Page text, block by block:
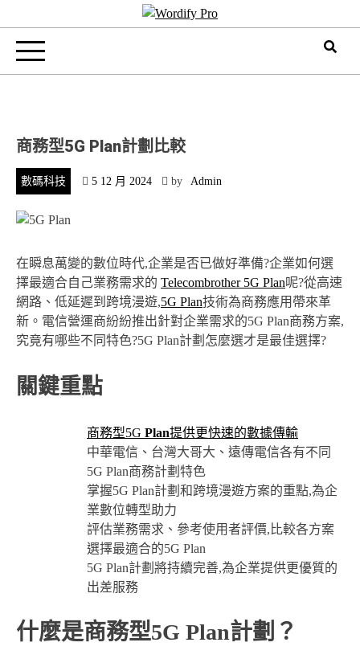
to
content
Wordify Pro
商務型5G Plan計劃比較
數碼科技 5 12 月 2024 by Admin
在瞬息萬變的數位時代,企業是否已做好準備?企業如何選
擇最適合自己業務需求的 Telecombrother 5G Plan呢?從高速
網路、低延遲到跨境漫遊,5G Plan技術為商務應用帶來革
新。電信營運商紛紛推出針對企業需求的5G Plan商務方案,
究竟有哪些不同特色?5G Plan計劃怎麼選才是最佳選擇?
關鍵重點
商務型5G Plan提供更快速的數據傳輸
中華電信、台灣大哥大、遠傳電信各有不同
5G Plan商務計劃特色
掌握5G Plan計劃和跨境漫遊方案的重點,為企
業數位轉型助力
評估業務需求、參考使用者評價,比較各方案
選擇最適合的5G Plan
5G Plan計劃將持續完善,為企業提供更優質的
出差服務
什麼是商務型5G Plan計劃？